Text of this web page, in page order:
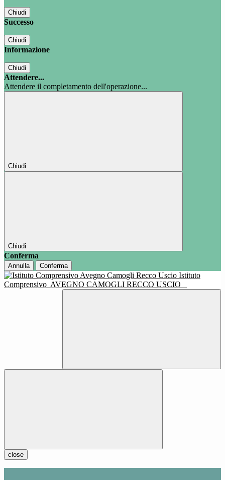
Chiudi
Successo
Chiudi
Informazione
Chiudi
Attendere...
Attendere il completamento dell'operazione...
Chiudi
Chiudi
Conferma
Annulla Conferma
Istituto
Comprensivo AVEGNO CAMOGLI RECCO USCIO
close